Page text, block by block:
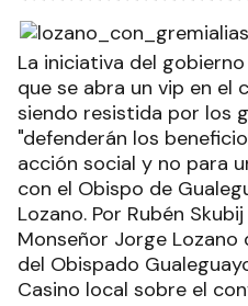
La iniciativa del
que se abra un vip en el
siendo resistida por los
"defenderán los
acción social y no para
con el Obispo de
Lozano. Por Rubén Skubij
Monseñor Jorge Lozano
del Obispado
Casino local sobre el